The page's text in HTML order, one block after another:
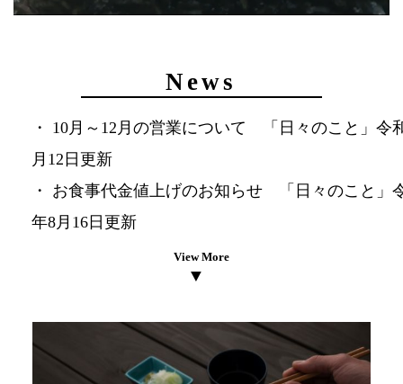
News
10月～12月の営業について 「日々のこと」令
月12日更新
お食事代金値上げのお知らせ 「日々のこと」
年8月16日更新
View More
▼